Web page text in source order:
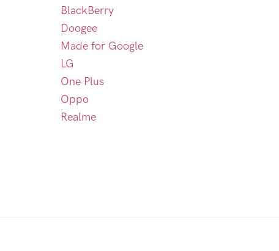
BlackBerry
Doogee
Made for Google
LG
One Plus
Oppo
Realme